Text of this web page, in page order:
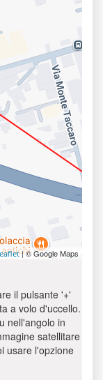
| © Google Maps
il pulsante '+'
a volo d'uccello.
nell'angolo in
satellitare
usare l'opzione